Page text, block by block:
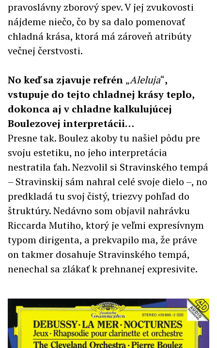
pravoslávny zborový spev. V jej zvukovosti
nájdeme niečo, čo by sa dalo pomenovať
chladná krása, ktorá má zároveň atribúty
večnej čerstvosti.
No keď sa zjavuje refrén „Aleluja“,
vstupuje do tejto chladnej krásy teplo,
dokonca aj v chladne kalkulujúcej
Boulezovej interpretácii…
Presne tak. Boulez akoby tu našiel pôdu pre
svoju estetiku, no jeho interpretácia
nestratila ťah. Nezvolil si Stravinského tempá
– Stravinskij sám nahral celé svoje dielo –, no
predkladá tu svoj čistý, triezvy pohľad do
štruktúry. Nedávno som objavil nahrávku
Riccarda Mutiho, ktorý je veľmi expresívnym
typom dirigenta, a prekvapilo ma, že práve
on takmer dosahuje Stravinského tempá,
nenechal sa zlákať k prehnanej expresivite.